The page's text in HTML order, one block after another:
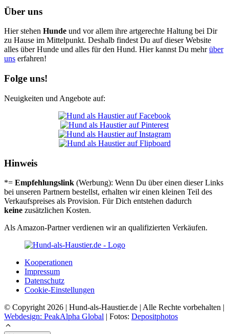
Über uns
Hier stehen Hunde und vor allem ihre artgerechte Haltung bei Dir
zu Hause im Mittelpunkt. Deshalb findest Du auf dieser Website
alles über Hunde und alles für den Hund. Hier kannst Du mehrüber
uns erfahren!
Folge uns!
Neuigkeiten und Angebote auf:
Hinweis
*= Empfehlungslink (Werbung): Wenn Du über einen dieser Links
bei unseren Partnern bestellst, erhalten wir einen kleinen Teil des
Verkaufspreises als Provision. Für Dich entstehen dadurch
keine zusätzlichen Kosten.
Als Amazon-Partner verdienen wir an qualifizierten Verkäufen.
Koope­ra­tio­nen
Impres­sum
Daten­schutz
Coo­kie-Ein­stel­lun­gen
© Copyright 2026 | Hund-als-Haustier.de | Alle Rechte vorbehalten |
Webdesign: PeakAlpha Global | Fotos: Depositphotos